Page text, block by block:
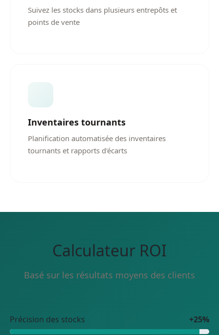
Suivez les stocks dans plusieurs entrepôts et
points de vente
Inventaires tournants
Planification automatisée des inventaires
tournants et rapports d'écarts
Calculateur ROI
Basé sur les résultats moyens des clients
Précision des stocks +25%